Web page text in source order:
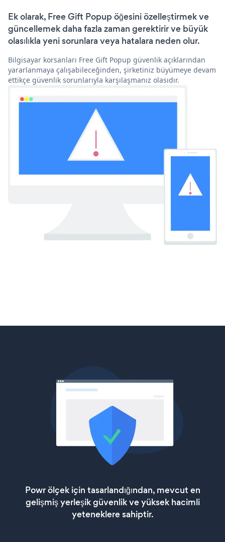
Ek olarak, Free Gift Popup öğesini özelleştirmek ve
güncellemek daha fazla zaman gerektirir ve büyük
olasılıkla yeni sorunlara veya hatalara neden olur.
Bilgisayar korsanları Free Gift Popup güvenlik açıklarından
yararlanmaya çalışabileceğinden, şirketiniz büyümeye devam
ettikçe güvenlik sorunlarıyla karşılaşmanız olasıdır.
Powr ölçek için tasarlandığından, mevcut en
gelişmiş yerleşik güvenlik ve yüksek hacimli
yeteneklere sahiptir.